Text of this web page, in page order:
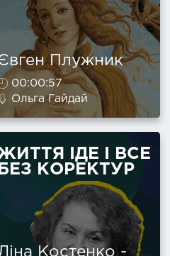
Плужник
00:00:57
Ольга Гайдай
ІДЕ І ВСЕ
БЕЗ КОРЕКТУР
Костенко -